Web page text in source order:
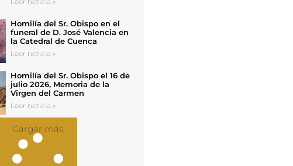
Homilía del Sr. Obispo en el
funeral de D. José Valencia en
la Catedral de Cuenca
Leer noticia »
Homilía del Sr. Obispo el 16 de
julio 2026, Memoria de la
Virgen del Carmen
Leer noticia »
Cargar más